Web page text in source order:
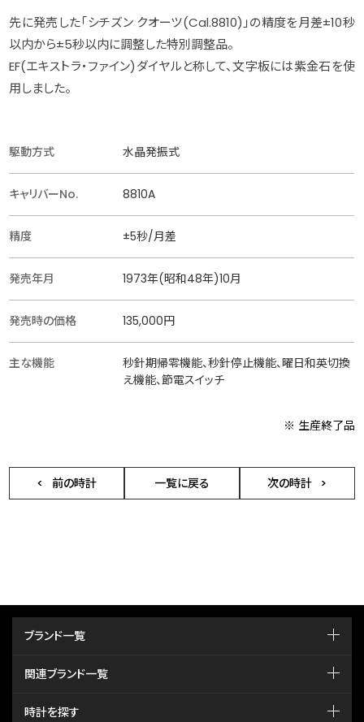
先に発売した「シチズン クオーツ(Cal.8810)」の精度を月差±10秒
以内から±5秒以内に調整した特別調整品。
EF(エキストラ・ファイン)ダイヤルと称して、文字板には紫金石を使
用しました。
駆動方式 水晶発振式
キャリバーNo. 8810A
精度 ±5秒/月差
発売年月 1973年(昭和48年)10月
発売時の価格 135,000円
主な機能
秒針期帰零機能、秒針停止機能、曜日和英切換
え機能、節電スイッチ
※ 生産終了品
前の時計 一覧に戻る 次の時計
ブランド一覧
関連ブランド一覧
時計を探す